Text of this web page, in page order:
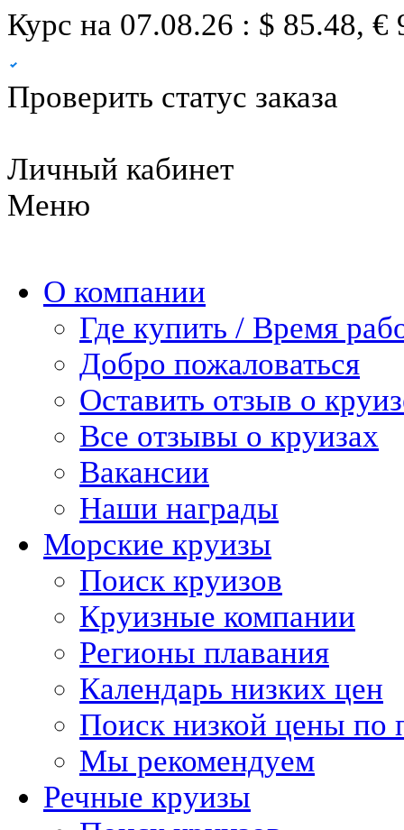
Курс на 07.08.26 : $ 85.48, €
Проверить статус заказа
Личный кабинет
Меню
О компании
Где купить / Время
Добро пожаловаться
Оставить отзыв о
Все отзывы о круизах
Вакансии
Наши награды
Морские круизы
Поиск круизов
Круизные компании
Регионы плавания
Календарь низких цен
Поиск низкой цены по
Мы рекомендуем
Речные круизы